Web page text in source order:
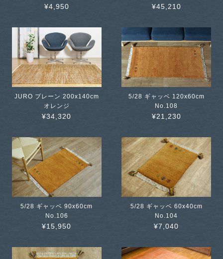
¥4,950 ¥45,210
JURO プレーン 200x140cm
オレンジ
¥34,320
5/28 ギャッベ 120x60cm
No.108
¥21,230
5/28 ギャッベ 90x60cm
No.106
¥15,950
5/28 ギャッベ 60x40cm
No.104
¥7,040